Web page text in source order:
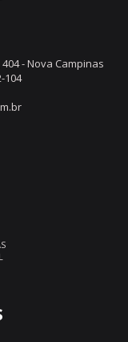
- Nova Campinas
104